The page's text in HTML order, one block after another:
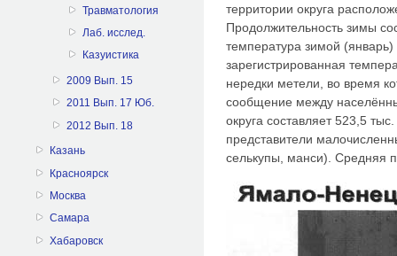
Травматология
Лаб. исслед.
Казуистика
2009 Вып. 15
2011 Вып. 17 Юб.
2012 Вып. 18
Казань
Красноярск
Москва
Самара
Хабаровск
территории округа
Продолжительность зимы
температура зимой
зарегистрированная
нередки метели, во время
сообщение между
округа составляет 523,5
представители
селькупы, манси). Средняя